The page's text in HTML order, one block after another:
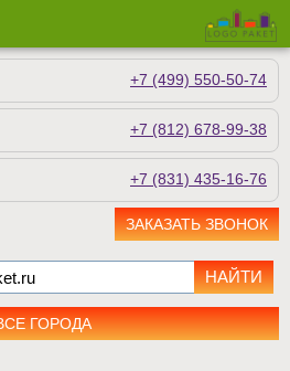
+7 (499) 550-50-74
+7 (812) 678-99-38
+7 (831) 435-16-76
ЗАКАЗАТЬ ЗВОНОК
ГОРОДА